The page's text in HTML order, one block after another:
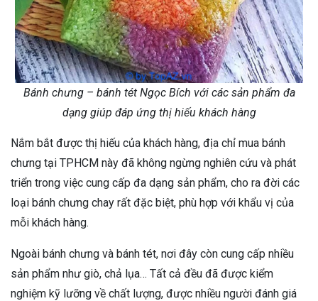
Bánh chưng – bánh tét Ngọc Bích với các sản phẩm đa
dạng giúp đáp ứng thị hiếu khách hàng
Nắm bắt được thị hiếu của khách hàng, địa chỉ mua bánh
chưng tại TPHCM này đã không ngừng nghiên cứu và phát
triển trong việc cung cấp đa dạng sản phẩm, cho ra đời các
loại bánh chưng chay rất đặc biệt, phù hợp với khẩu vị của
mỗi khách hàng.
Ngoài bánh chưng và bánh tét, nơi đây còn cung cấp nhiều
sản phẩm như giò, chả lụa… Tất cả đều đã được kiểm
nghiệm kỹ lưỡng về chất lượng, được nhiều người đánh giá